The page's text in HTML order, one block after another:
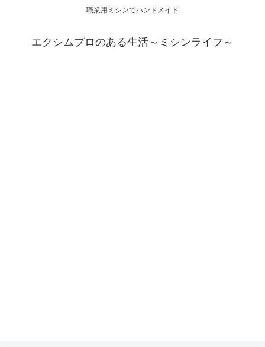
職業用ミシンでハンドメイド
エクシムプロのある生活～ミシンライフ～